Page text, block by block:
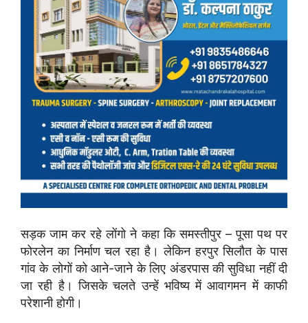
सड़क जाम कर रहे लोंगो ने कहा कि समस्तीपुर – पूसा पथ पर
फोरलेन का निर्माण चल रहा है। लेकिन हरपुर सिलौत के पास
गांव के लोगों को आने-जाने के लिए अंडरपास की सुविधा नहीं दी
जा रही है। जिसके चलते उन्हें भविष्य में आवागमन में काफी
परेशानी होगी।